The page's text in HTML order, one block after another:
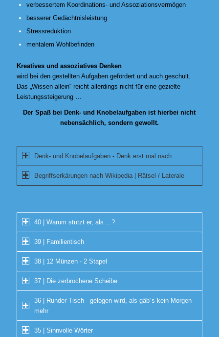
verbessertem Koordinations- und Assoziationsvermögen
besserer Gedächtnisleistung
Stressreduktion
mentalem Wohlbefinden
Kreatives und assoziatives Denken
wird bei den gestellten Aufgaben gefördert und auch geschult.
Das „Wissen allein“ reicht allerdings nicht für eine gezielte
Leistungssteigerung …
Der Spaß bei Denk- und Knobelaufgaben ist hierbei nicht
nebensächlich, sondern gewollt.
Denk- und Knobelaufgaben - Denk erst mal nach ...
Begriffserkärungen nach Wikipedia | Rätsel / Laterale
40 | Warum stutzt er, als ...?
39 | Familientisch
38 | 12 Münzen - 2 Stapel
37 | Die zerbrochene Scheibe
36 | Runder Tisch - gelogen wird, als gäb´s kein Morgen
mehr
35 | Sinnvolle Wörter